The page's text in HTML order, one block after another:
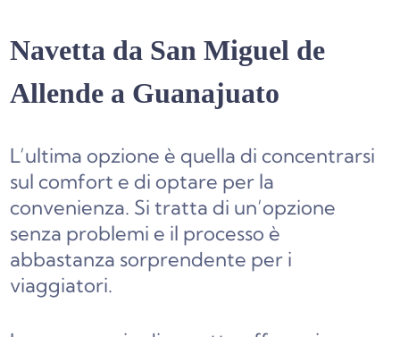
Navetta da San Miguel de
Allende a Guanajuato
L’ultima opzione è quella di concentrarsi
sul comfort e di optare per la
convenienza. Si tratta di un’opzione
senza problemi e il processo è
abbastanza sorprendente per i
viaggiatori.